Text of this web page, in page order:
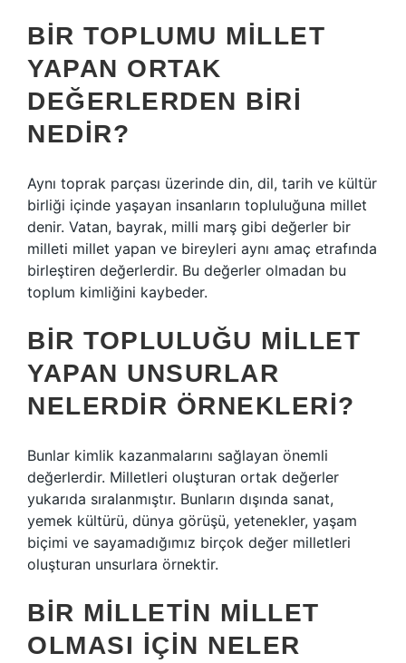
BIR TOPLUMU MILLET
YAPAN ORTAK
DEĞERLERDEN BIRI
NEDIR?
Aynı toprak parçası üzerinde din, dil, tarih ve kültür
birliği içinde yaşayan insanların topluluğuna millet
denir. Vatan, bayrak, milli marş gibi değerler bir
milleti millet yapan ve bireyleri aynı amaç etrafında
birleştiren değerlerdir. Bu değerler olmadan bu
toplum kimliğini kaybeder.
BIR TOPLULUĞU MILLET
YAPAN UNSURLAR
NELERDIR ÖRNEKLERI?
Bunlar kimlik kazanmalarını sağlayan önemli
değerlerdir. Milletleri oluşturan ortak değerler
yukarıda sıralanmıştır. Bunların dışında sanat,
yemek kültürü, dünya görüşü, yetenekler, yaşam
biçimi ve sayamadığımız birçok değer milletleri
oluşturan unsurlara örnektir.
BIR MILLETIN MILLET
OLMASI IÇIN NELER